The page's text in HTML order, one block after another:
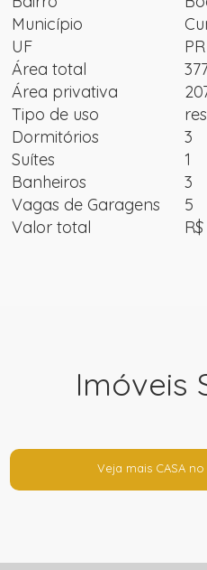
Município
UF
PR
Área total
Área privativa
Tipo de uso
Dormitórios
3
Suítes
1
Banheiros
3
Vagas de Garagens
5
Valor total
Imóveis
Veja mais CASA